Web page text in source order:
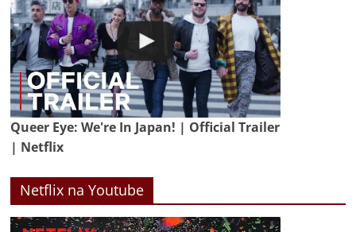
Queer Eye: We're In Japan! | Official Trailer
| Netflix
Netflix na Youtube